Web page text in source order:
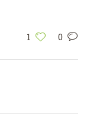
1 0